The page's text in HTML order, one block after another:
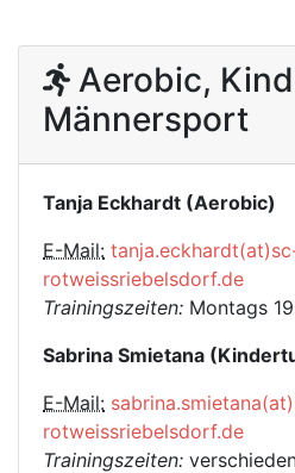
Aerobic,
Männersport
Tanja Eckhardt (Aerobic)
E-Mail:
rotweissriebelsdorf.de
Trainingszeiten: Montags
Sabrina Smietana
E-Mail:
rotweissriebelsdorf.de
Trainingszeiten: